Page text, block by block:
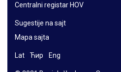
Centralni registar HOV
Sugestije na sajt
Mapa sajta
Lat Ћир Eng